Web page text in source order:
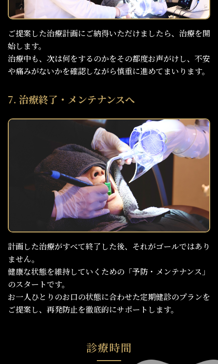
ご提案した治療計画にご納得いただけましたら、治療を開
始します。
治療中も、次は何をするのかをその都度お声がけし、不安
や痛みがないかを確認しながら慎重に進めてまいります。
7. 治療終了・メンテナンスへ
計画した治療がすべて終了した後、それがゴールではあり
ません。
健康な状態を維持していくための「予防・メンテナンス」
のスタートです。
お一人ひとりのお口の状態に合わせた定期健診のプランを
ご提案し、再発防止を徹底的にサポートします。
診療時間